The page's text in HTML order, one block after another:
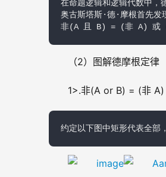
在命题逻辑和逻辑代数中，
奥古斯塔斯·德·摩根首先发
非(A 且 B) = (非 A) 或
（2）图解德摩根定律
1>.非(A or B) = (非
约定以下图中矩形代表全部